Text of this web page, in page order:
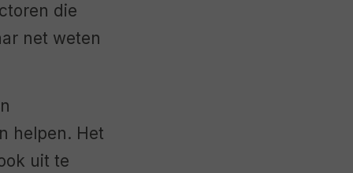
die
net weten
helpen. Het
uit te